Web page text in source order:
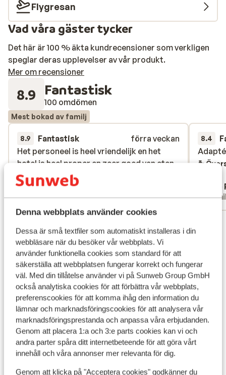
Denna webbplats använder cookies
Dessa är små textfiler som automatiskt installeras i din
webbläsare när du besöker vår webbplats. Vi
använder funktionella cookies som standard för att
säkerställa att webbplatsen fungerar korrekt och fungerar
väl. Med din tillåtelse använder vi på Sunweb Group GmbH
också analytiska cookies för att förbättra vår webbplats,
preferenscookies för att komma ihåg den information du
lämnar och marknadsföringscookies för att analysera vår
marknadsföringsprestanda och anpassa våra erbjudanden.
Genom att placera 1:a och 3:e parts cookies kan vi och
andra parter spåra ditt internetbeteende för att göra vårt
innehåll och våra annonser mer relevanta för dig.
Genom att klicka på "Acceptera cookies" godkänner du
Flygresan
Vad våra gäster tycker
Det här är 100 % äkta kundrecensioner som verkligen
speglar deras upplevelser av vår produkt.
Mer om recensioner
8.9 Fantastisk
100 omdömen
Mest bokad av familj
8.9 Fantastisk
förra veckan
Het personeel is heel vriendelijk en het
hotel is heel proper en zeer goed van eten
Het personeel is heel vriendelijk en het
hotel is heel proper en zeer goed van eten
Översätt till svenska
Anonym
Familj
8.4
Läge
Visa på karta
I området
Avstånd till stranden ca 1 km (sandstrand,